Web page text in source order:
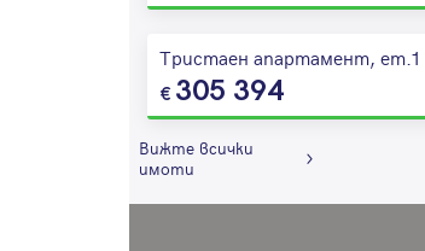
Тристаен апартамент, ет.1
305 394
Вижте всички
имоти